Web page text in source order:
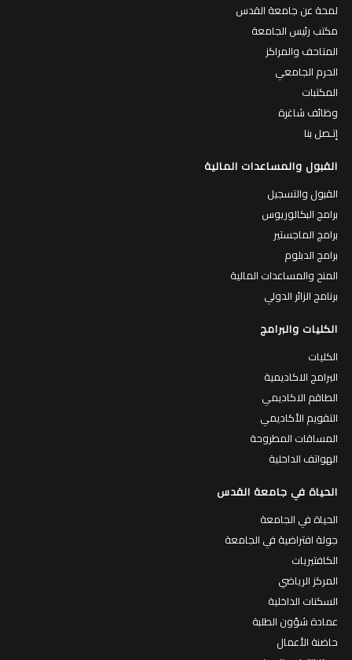
لمحة عن جامعة القدس
مكتب رئيس الجامعة
المتاحف والمراكز
الحرم الجامعي
المكتبات
وظائف شاغرة
إتـصل بنا
القبول والمساعدات المالية
القبول والتسجيل
برامج البكالوريوس
برامج الماجستير
برامج الدبلوم
المنح والمساعدات المالية
برنامج الزائر الدولي
الكليات والبرامج
الكليات
البرامج الاكاديمية
الطاقم الاكاديمي
التقويم الأكاديمي
المساقات المطروحة
الهواتف الداخلية
الحياة في جامعة القدس
الحياة في الجامعة
جولة افتراضية في الجامعة
الكافتيريات
المركز الرياضي
السكنات الداخلية
عمادة شؤون الطلبة
حاضنة الأعمال